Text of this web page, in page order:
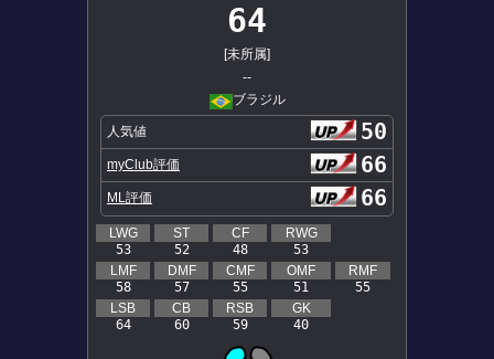
64
[未所属]
--
ブラジル
人気値 50
myClub評価 66
ML評価 66
LWG
53
ST
52
CF
48
RWG
53
LMF
58
DMF
57
CMF
55
OMF
51
RMF
55
LSB
64
CB
60
RSB
59
GK
40